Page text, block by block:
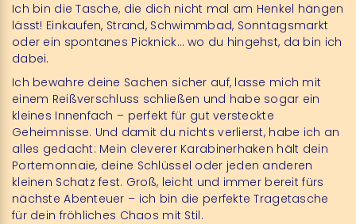
Ich bin die Tasche, die dich nicht mal am Henkel hängen
lässt! Einkaufen, Strand, Schwimmbad, Sonntagsmarkt
oder ein spontanes Picknick… wo du hingehst, da bin ich
dabei.
Ich bewahre deine Sachen sicher auf, lasse mich mit
einem Reißverschluss schließen und habe sogar ein
kleines Innenfach – perfekt für gut versteckte
Geheimnisse. Und damit du nichts verlierst, habe ich an
alles gedacht: Mein cleverer Karabinerhaken hält dein
Portemonnaie, deine Schlüssel oder jeden anderen
kleinen Schatz fest. Groß, leicht und immer bereit fürs
nächste Abenteuer – ich bin die perfekte Tragetasche
für dein fröhliches Chaos mit Stil.